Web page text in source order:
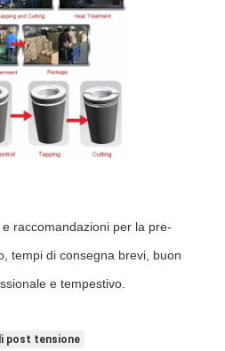
raccomandazioni per la pre-
tempi di consegna brevi, buon
e tempestivo.
post tensione